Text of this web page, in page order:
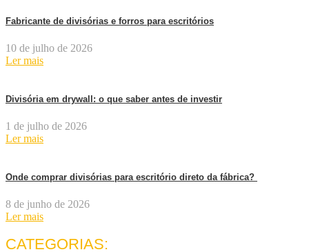
Fabricante de divisórias e forros para escritórios
10 de julho de 2026
Ler mais
Divisória em drywall: o que saber antes de investir
1 de julho de 2026
Ler mais
Onde comprar divisórias para escritório direto da fábrica?
8 de junho de 2026
Ler mais
CATEGORIAS: